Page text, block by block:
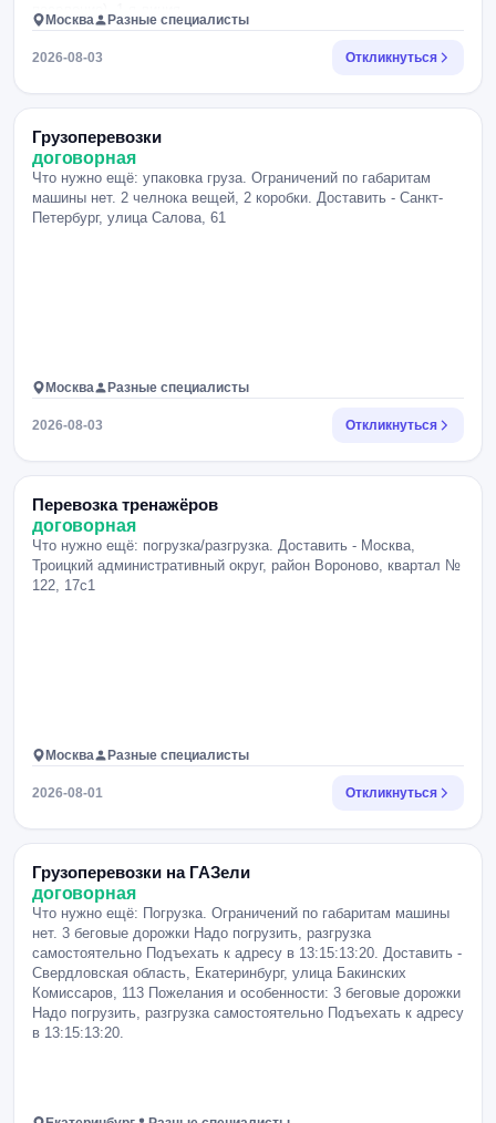
поселение), 1-я линия
Москва Разные специалисты
2026-08-03 Откликнуться
Грузоперевозки
договорная
Что нужно ещё: упаковка груза. Ограничений по габаритам
машины нет. 2 челнока вещей, 2 коробки. Доставить - Санкт-
Петербург, улица Салова, 61
Москва Разные специалисты
2026-08-03 Откликнуться
Перевозка тренажёров
договорная
Что нужно ещё: погрузка/разгрузка. Доставить - Москва,
Троицкий административный округ, район Вороново, квартал №
122, 17с1
Москва Разные специалисты
2026-08-01 Откликнуться
Грузоперевозки на ГАЗели
договорная
Что нужно ещё: Погрузка. Ограничений по габаритам машины
нет. 3 беговые дорожки Надо погрузить, разгрузка
самостоятельно Подъехать к адресу в 13:15:13:20. Доставить -
Свердловская область, Екатеринбург, улица Бакинских
Комиссаров, 113 Пожелания и особенности: 3 беговые дорожки
Надо погрузить, разгрузка самостоятельно Подъехать к адресу
в 13:15:13:20.